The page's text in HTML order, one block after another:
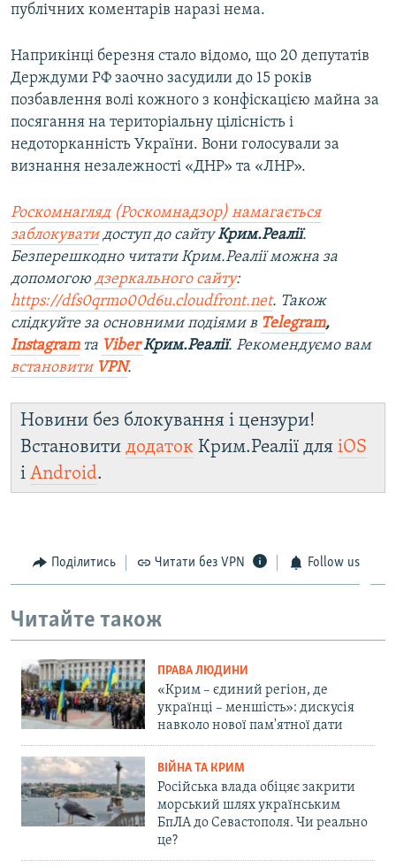
публічних коментарів наразі нема.
Наприкінці березня стало відомо, що 20 депутатів
Держдуми РФ заочно засудили до 15 років
позбавлення волі кожного з конфіскацією майна за
посягання на територіальну цілісність і
недоторканність України. Вони голосували за
визнання незалежності «ДНР» та «ЛНР».
Роскомнагляд (Роскомнадзор) намагається
заблокуватидоступ до сайтуКрим.Реалії.
Безперешкодно читати Крим.Реалії можна за
допомогою дзеркального сайту:
https://dfs0qrmo00d6u.cloudfront.net. Також
слідкуйте за основними подіями в Telegram,
Instagramта ViberКрим.Реалії. Рекомендуємо вам
встановити VPN.
Новини без блокування і цензури!
Встановити додаток Крим.Реалії для iOS
і Android.
Поділитись Читати без VPN Follow us
Читайте також
ПРАВА ЛЮДИНИ
«Крим – єдиний регіон, де
українці – меншість»: дискусія
навколо нової пам'ятної дати
ВІЙНА ТА КРИМ
Російська влада обіцяє закрити
морський шлях українським
БпЛА до Севастополя. Чи реально
це?